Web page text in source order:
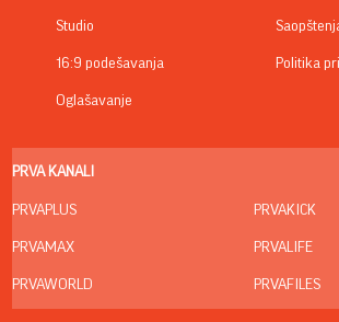
Studio
16:9 podešavanja
Oglašavanje
Politika
PRVA KANALI
PRVAPLUS
PRVAMAX
PRVAWORLD
PRVAKICK
PRVALIFE
PRVAFILES